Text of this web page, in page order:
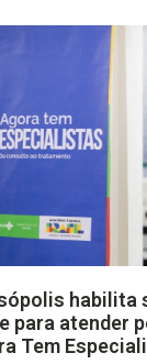
habilita
para atender
Tem